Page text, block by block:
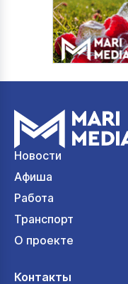
Новости
Афиша
Работа
Транспорт
О проекте
Контакты